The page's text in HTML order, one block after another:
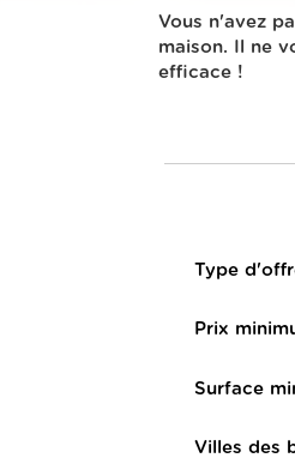
Vous n'avez
maison. Il ne
efficace !
Type
Prix
Surface
Villes des